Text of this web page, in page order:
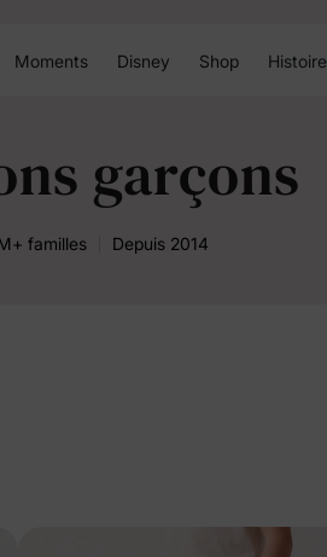
Moments Disney Shop Histoire
garçons
familles Depuis 2014